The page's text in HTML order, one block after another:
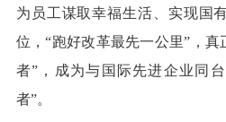
为员工谋取幸福生活、实现国
位，“跑好改革最先一公里”，
者”，成为与国际先进企业同
者”。